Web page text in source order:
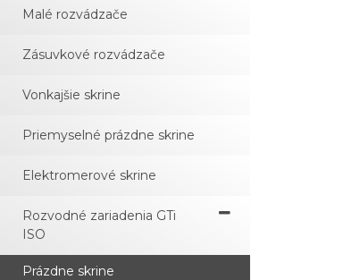
Malé rozvádzače
Zásuvkové rozvádzače
Vonkajšie skrine
Priemyselné prázdne skrine
Elektromerové skrine
Rozvodné zariadenia GTi
ISO
Prázdne skrine